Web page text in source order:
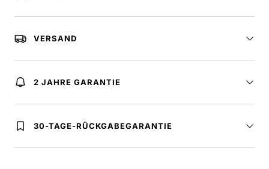
VERSAND
2 JAHRE GARANTIE
30-TAGE-RÜCKGABEGARANTIE